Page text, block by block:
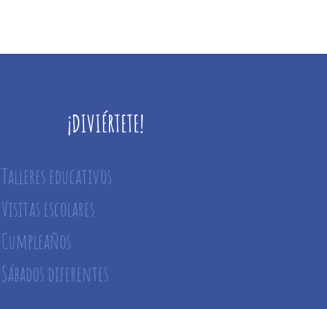
¡DIVIÉRTETE!
Talleres educativos
Visitas escolares
Cumpleaños
Sábados diferentes